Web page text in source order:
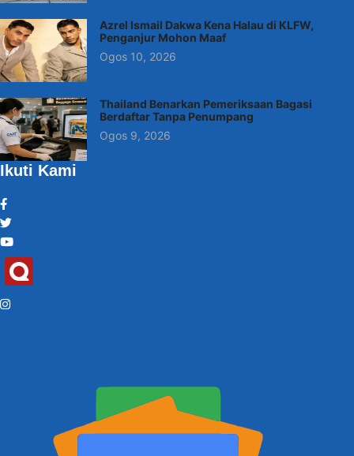
Azrel Ismail Dakwa Kena Halau di KLFW,
Penganjur Mohon Maaf
Ogos 10, 2026
Thailand Benarkan Pemeriksaan Bagasi
Berdaftar Tanpa Penumpang
Ogos 9, 2026
Ikuti Kami